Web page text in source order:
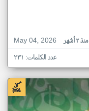
May 04, 2026
منذ ٣ أشهر
عدد الكلمات: ٢٣١